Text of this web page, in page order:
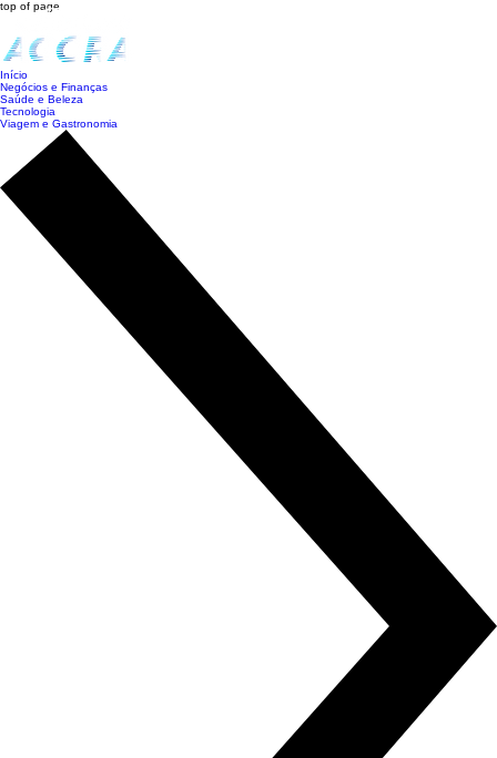
top of page
Início
Negócios e Finanças
Saúde e Beleza
Tecnologia
Viagem e Gastronomia